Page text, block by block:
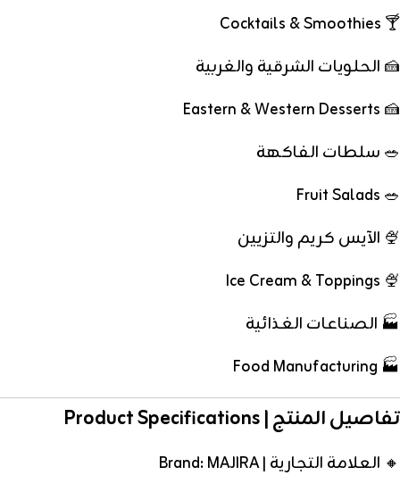
🍸 Cocktails & Smoothies
🍰 الحلويات الشرقية والغربية
🍰 Eastern & Western Desserts
🥗 سلطات الفاكهة
🥗 Fruit Salads
🍨 الآيس كريم والتزيين
🍨 Ice Cream & Toppings
🏭 الصناعات الغذائية
🏭 Food Manufacturing
تفاصيل المنتج | Product Specifications
🔸 العلامة التجارية | Brand: MAJIRA